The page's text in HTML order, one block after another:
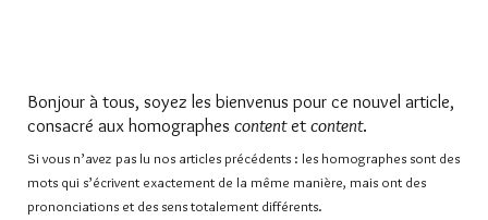
Bonjour à tous, soyez les bienvenus pour ce nouvel article,
consacré aux homographes contentet content.
Si vous n’avez pas lu nos articles précédents : les homographes sont des
mots qui s’écrivent exactement de la même manière, mais ont des
prononciations et des sens totalement différents.